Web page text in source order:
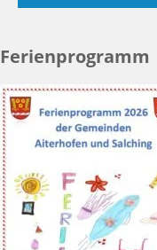
Ferienprogramm